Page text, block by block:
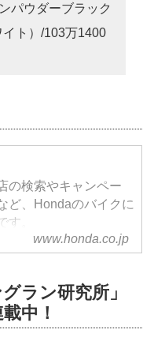
パウダーブラック
ト）/103万1400
の検索やキャンペー
ど、Hondaのバイクに
す。
www.honda.co.jp
ラン研究所」
中！